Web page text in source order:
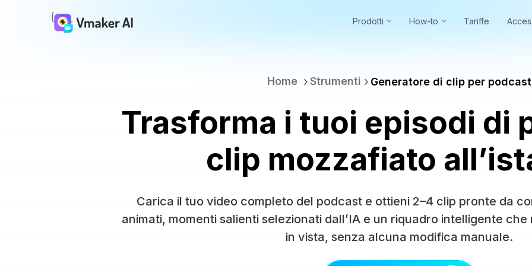
Prodotti How-to Tariffe
Home Strumenti Generatore di clip per podcast
Trasforma i tuoi episodi di
clip mozzafiato
Carica il tuo video completo del podcast e ottieni 2–4 clip pronte da
animati, momenti salienti selezionati dall’IA e un riquadro intelligente
in vista, senza alcuna modifica manuale.